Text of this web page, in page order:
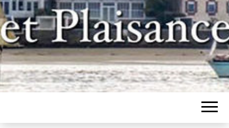
BASSIN
D'ARCACHON,
PATRIMOINE
Un site pour les inconditionnels des
bateaux et de l'histoire du bassin
d'Arcachon